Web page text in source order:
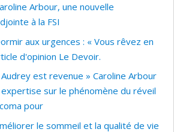
Arbour, une nouvelle
à la FSI
aux urgences : « Vous rêvez en
d'opinion Le Devoir.
est revenue » Caroline Arbour
sur le phénomène du réveil
pour
le sommeil et la qualité de vie